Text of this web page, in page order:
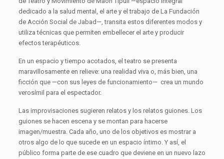
dedicado a la salud mental, el arte y el trabajo de La Fundación
de Acción Social de Jabad—, transita estos diferentes modos y
utiliza técnicas que permiten embellecer el arte y producir
efectos terapéuticos.
En un espacio y tiempo acotados, el teatro se presenta
maravillosamente en relieve: una realidad viva o, más bien, una
ficción que —con sus leyes de funcionamiento— crea un mundo
verosímil para el espectador.
Las improvisaciones sugieren relatos y los relatos guiones. Los
guiones se hacen escena y se montan para hacerse
imagen/muestra. Cada año, uno de los objetivos es mostrar a
otros algo de lo que sucede en un espacio íntimo. Y así, el
público forma parte de ese cuadro que deviene en un nuevo lazo